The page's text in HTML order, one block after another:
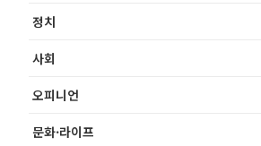
정치
사회
오피니언
문화·라이프